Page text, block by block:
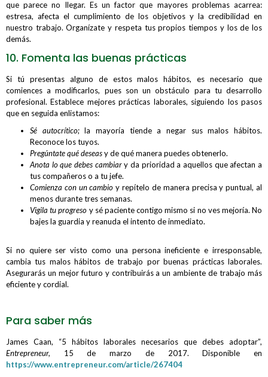
que parece no llegar. Es un factor que mayores problemas acarrea:
estresa, afecta el cumplimiento de los objetivos y la credibilidad en
nuestro trabajo. Organízate y respeta tus propios tiempos y los de los
demás.
10. Fomenta las buenas prácticas
Si tú presentas alguno de estos malos hábitos, es necesario que
comiences a modificarlos, pues son un obstáculo para tu desarrollo
profesional. Establece mejores prácticas laborales, siguiendo los pasos
que en seguida enlistamos:
Sé autocrítico; la mayoría tiende a negar sus malos hábitos.
Reconoce los tuyos.
Pregúntate qué deseasy de qué manera puedes obtenerlo.
Anota lo que debes cambiary da prioridad a aquellos que afectan a
tus compañeros o a tu jefe.
Comienza con un cambio y repítelo de manera precisa y puntual, al
menos durante tres semanas.
Vigila tu progreso y sé paciente contigo mismo si no ves mejoría. No
bajes la guardia y reanuda el intento de inmediato.
Si no quiere ser visto como una persona ineficiente e irresponsable,
cambia tus malos hábitos de trabajo por buenas prácticas laborales.
Asegurarás un mejor futuro y contribuirás a un ambiente de trabajo más
eficiente y cordial.
Para saber más
James Caan, “5 hábitos laborales necesarios que debes adoptar”,
Entrepreneur, 15 de marzo de 2017. Disponible en
https://www.entrepreneur.com/article/267404